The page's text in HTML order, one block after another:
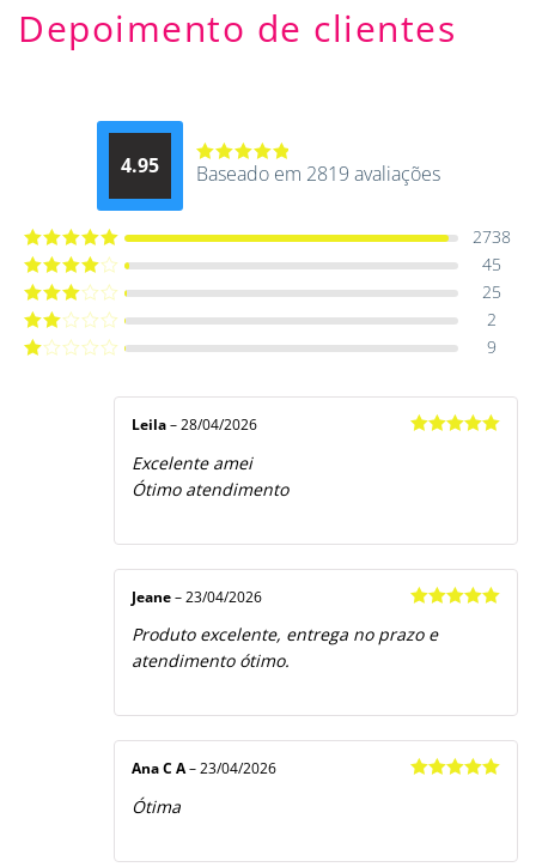
Depoimento de clientes
4.95
Avaliação
Baseado em 2819 avaliações
Avaliação5
2738
Avaliação
45
Avaliação
25
Avaliação
2
9
Leila – 28/04/2026
Excelente amei
Ótimo atendimento
de 5
Jeane – 23/04/2026
Produto excelente, entrega no prazo e
atendimento ótimo.
Ana C A– 23/04/2026
Ótima